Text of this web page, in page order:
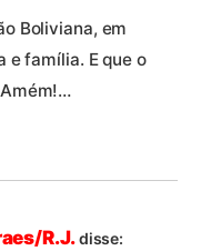
Boliviana, em
e família. E que o
R.J.disse: